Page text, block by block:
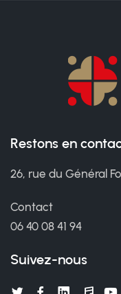
Restons en
26, rue du Général
Contact
06 40 08 41 94
Suivez-nous